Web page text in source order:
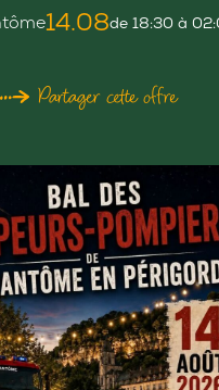
14.08de 18:30 à
Partager cette offre